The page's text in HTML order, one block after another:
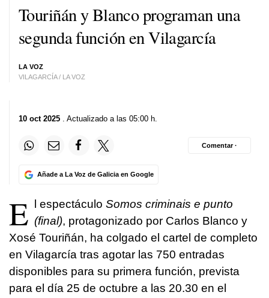
Touriñán y Blanco programan una
segunda función en Vilagarcía
LA VOZ
VILAGARCÍA / LA VOZ
10 oct 2025 . Actualizado a las 05:00 h.
Añade a La Voz de Galicia en Google
Comentar ·
E l espectáculo Somos criminais e punto
(final), protagonizado por Carlos Blanco y
Xosé Touriñán, ha colgado el cartel de completo
en Vilagarcía tras agotar las 750 entradas
disponibles para su primera función, prevista
para el día 25 de octubre a las 20.30 en el